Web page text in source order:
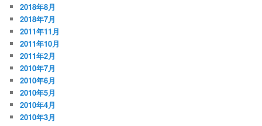
2018年8月
2018年7月
2011年11月
2011年10月
2011年2月
2010年7月
2010年6月
2010年5月
2010年4月
2010年3月